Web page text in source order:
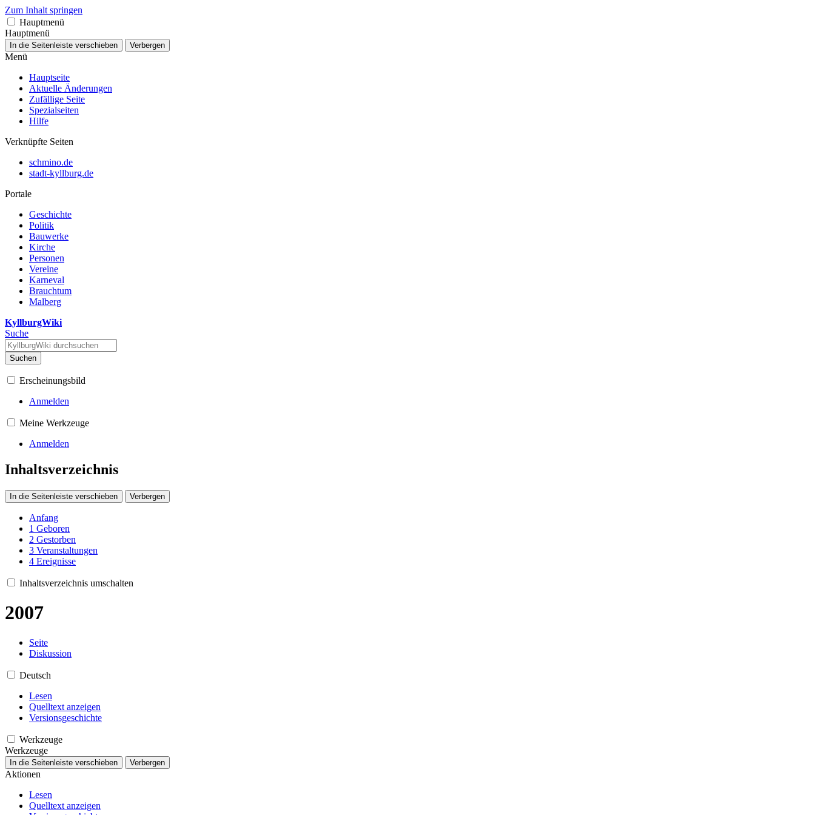
Zum Inhalt springen
Hauptmenü
Hauptmenü
In die Seitenleiste verschieben Verbergen
Menü
Hauptseite
Aktuelle Änderungen
Zufällige Seite
Spezialseiten
Hilfe
Verknüpfte Seiten
schmino.de
stadt-kyllburg.de
Portale
Geschichte
Politik
Bauwerke
Kirche
Personen
Vereine
Karneval
Brauchtum
Malberg
KyllburgWiki
Suche
Suchen
Erscheinungsbild
Anmelden
Meine Werkzeuge
Anmelden
Inhaltsverzeichnis
In die Seitenleiste verschieben Verbergen
Anfang
1 Geboren
2 Gestorben
3 Veranstaltungen
4 Ereignisse
Inhaltsverzeichnis umschalten
2007
Seite
Diskussion
Deutsch
Lesen
Quelltext anzeigen
Versionsgeschichte
Werkzeuge
Werkzeuge
In die Seitenleiste verschieben Verbergen
Aktionen
Lesen
Quelltext anzeigen